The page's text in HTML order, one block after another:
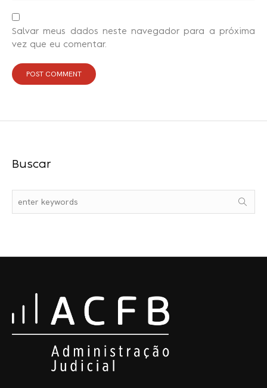
Salvar meus dados neste navegador para a próxima
vez que eu comentar.
Buscar